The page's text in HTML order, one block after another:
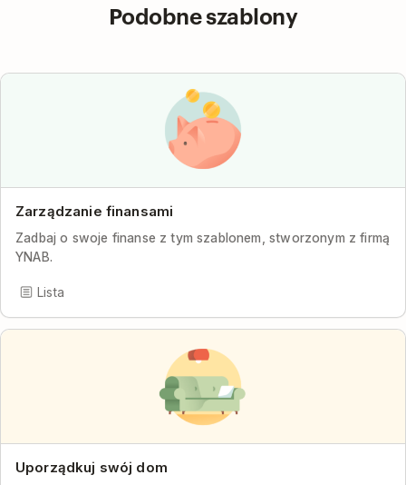
Podobne szablony
Zarządzanie finansami
Zadbaj o swoje finanse z tym szablonem, stworzonym z firmą
YNAB.
Lista
Uporządkuj swój dom